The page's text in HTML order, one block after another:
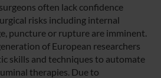
often lack confidence
risks including internal
puncture or rupture are imminent.
of European researchers
skills and techniques to automate
therapies. Due to